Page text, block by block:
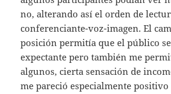
no, alterando así el orden de
conferenciante-voz-imagen. El
posición permitía que el público
expectante pero también me
algunos, cierta sensación de
me pareció especialmente